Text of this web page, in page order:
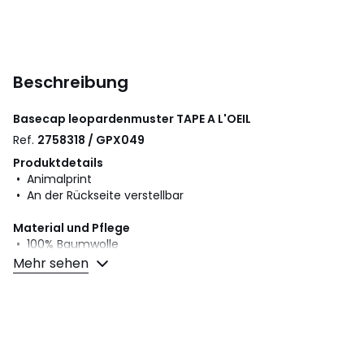
Beschreibung
Basecap leopardenmuster TAPE A L'OEIL
Ref. 2758318 / GPX049
Produktdetails
• Animalprint
• An der Rückseite verstellbar
Material und Pflege
• 100% Baumwolle
• Bitte beachten Sie die Pflegehinweise auf dem Etikett.
Mehr sehen